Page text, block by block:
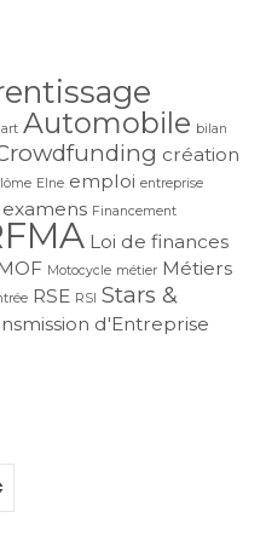
Automobile bilan
création
Elne emploi entreprise
examens Financement
Loi de finances
Motocycle métier Métiers
RSE RSI Stars &
d'Entreprise